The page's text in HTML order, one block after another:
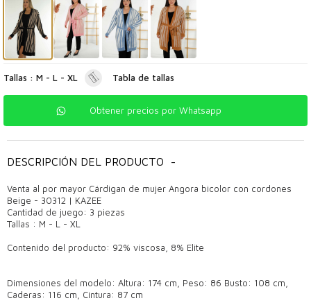
Tallas : M - L - XL Tabla de tallas
Obtener precios por Whatsapp
DESCRIPCIÓN DEL PRODUCTO -
Venta al por mayor Cárdigan de mujer Angora bicolor con cordones
Beige - 30312 | KAZEE
Cantidad de juego: 3 piezas
Tallas : M - L - XL
Contenido del producto: 92% viscosa, 8% Elite
Dimensiones del modelo: Altura: 174 cm, Peso: 86 Busto: 108 cm,
Caderas: 116 cm, Cintura: 87 cm